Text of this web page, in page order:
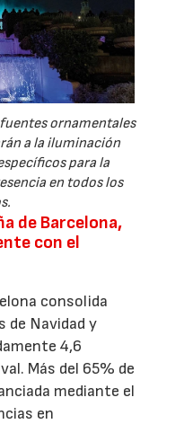
ornamentales
a la iluminación
para la
en todos los
de Barcelona,
con el
consolida
de Navidad y
4,6
Más del 65% de
mediante el
en